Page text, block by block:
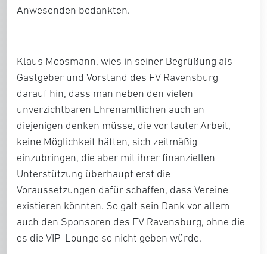
Anwesenden bedankten.
Klaus Moosmann, wies in seiner Begrüßung als
Gastgeber und Vorstand des FV Ravensburg
darauf hin, dass man neben den vielen
unverzichtbaren Ehrenamtlichen auch an
diejenigen denken müsse, die vor lauter Arbeit,
keine Möglichkeit hätten, sich zeitmäßig
einzubringen, die aber mit ihrer finanziellen
Unterstützung überhaupt erst die
Voraussetzungen dafür schaffen, dass Vereine
existieren könnten. So galt sein Dank vor allem
auch den Sponsoren des FV Ravensburg, ohne die
es die VIP-Lounge so nicht geben würde.